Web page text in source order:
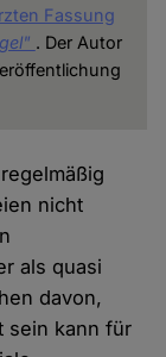
Fassung
. Der Autor
nicht
als quasi
davon,
sein kann für